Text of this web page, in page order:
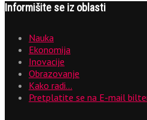
Informišite se iz oblasti
Nauka
Ekonomija
Inovacije
Obrazovanje
Kako radi…
Pretplatite se na E-mail